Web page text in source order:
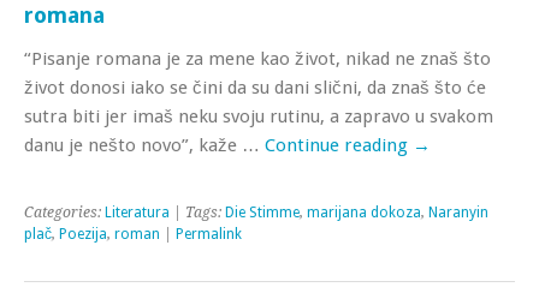
romana
“Pisanje romana je za mene kao život, nikad ne znaš što
život donosi iako se čini da su dani slični, da znaš što će
sutra biti jer imaš neku svoju rutinu, a zapravo u svakom
danu je nešto novo”, kaže … Continue reading →
Categories: Literatura | Tags: Die Stimme, marijana dokoza, Naranyin
plač, Poezija, roman Permalink